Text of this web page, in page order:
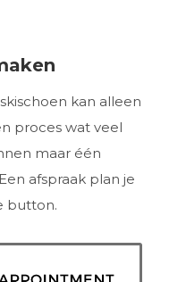
kan alleen
proces wat veel
maar één
afspraak plan je
button.